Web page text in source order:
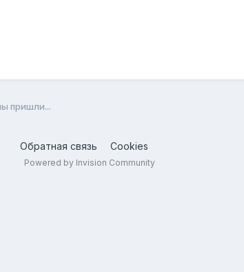
пришли...
Обратная связь Cookies
Powered by Invision Community